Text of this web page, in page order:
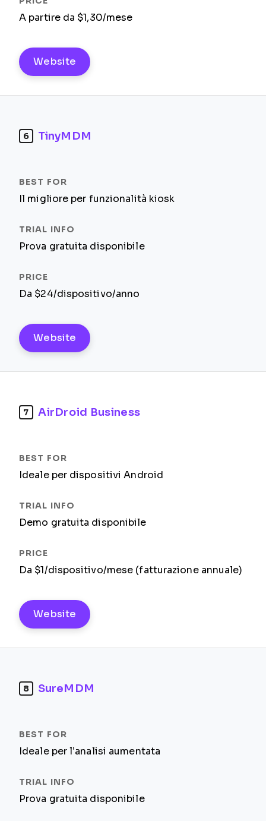
A partire da $1,30/mese
Website
6 TinyMDM
Il migliore per funzionalità kiosk
Prova gratuita disponibile
Da $24/dispositivo/anno
Website
7 AirDroid Business
Ideale per dispositivi Android
Demo gratuita disponibile
Da $1/dispositivo/mese (fatturazione annuale)
Website
8 SureMDM
Ideale per l’analisi aumentata
Prova gratuita disponibile